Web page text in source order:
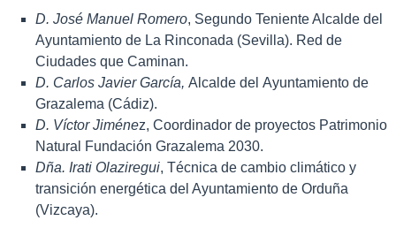
D. José Manuel Romero, Segundo Teniente Alcalde del
Ayuntamiento de La Rinconada (Sevilla). Red de
Ciudades que Caminan.
D. Carlos Javier García, Alcalde del Ayuntamiento de
Grazalema (Cádiz).
D. Víctor Jiménez, Coordinador de proyectos Patrimonio
Natural Fundación Grazalema 2030.
Dña. Irati Olaziregui, Técnica de cambio climático y
transición energética del Ayuntamiento de Orduña
(Vizcaya).